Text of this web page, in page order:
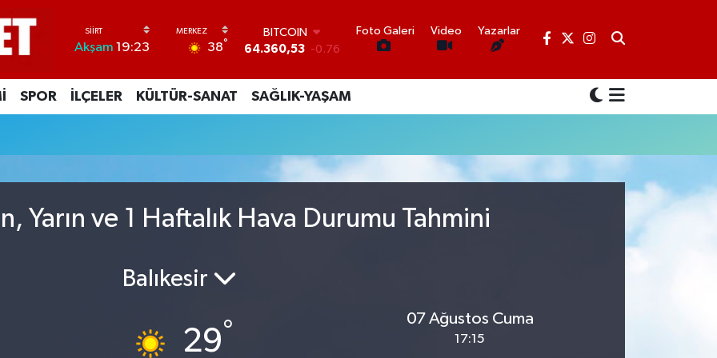
Akşam 19:23 38°
BITCOIN
64.360,53 -0.76
47,7069 0.17
EURO
55,0265 0.01
GRAM ALTIN
6618.49 2.12
13.887
64
Foto Galeri Video Yazarlar
SPOR İLÇELER KÜLTÜR-SANAT SAĞLIK-YAŞAM
Yarın ve 1 Haftalık Hava Durumu Tahmini
Balıkesir
29°
07 Ağustos Cuma
17:15